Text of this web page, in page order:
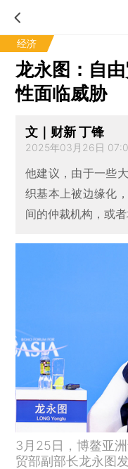
经济
龙永图：自
性面临威胁
文｜财新 丁锋
2025年03月26日
他建议，由于一些
织基本上被边缘化
间的仲裁机构，或
3月25日，博鳌亚
贸部副部长龙永图